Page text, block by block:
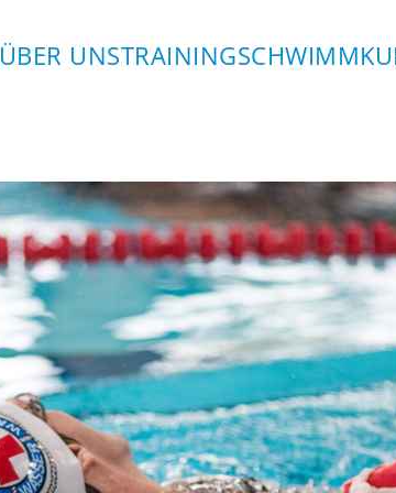
ÜBER UNSTRAINING